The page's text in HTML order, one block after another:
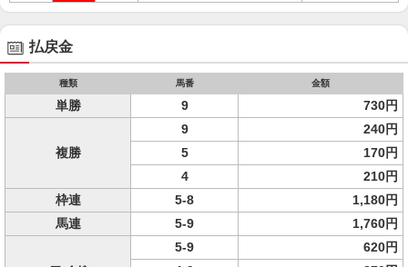
払戻金
種類 馬番 金額
単勝 9 730円
複勝
9
240円
5
170円
4
210円
枠連
5-8
1,180円
馬連
5-9 1,760円
5-9
620円